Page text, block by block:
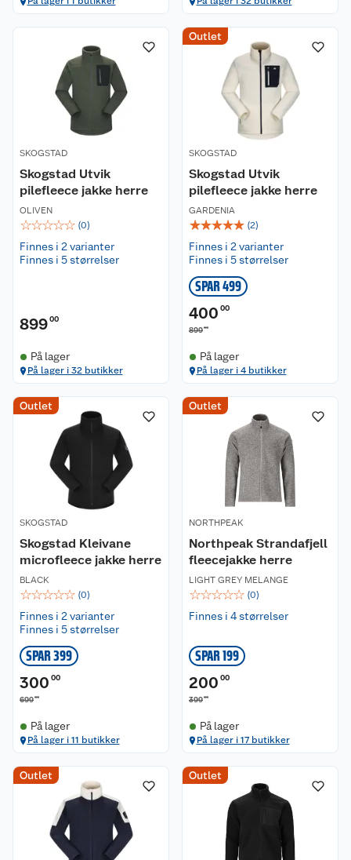
SKOGSTAD
Skogstad Utvik
pilefleece jakke herre
OLIVEN
☆☆☆☆☆ (0)
Finnes i 2 varianter
Finnes i 5 størrelser
89900
På lager
På lager i 32 butikker
Outlet
SKOGSTAD
Skogstad Utvik
pilefleece jakke herre
GARDENIA
☆☆☆☆☆ (2)
Finnes i 2 varianter
Finnes i 5 størrelser
SPAR 499
400 00
89900
På lager
På lager i 4 butikker
Outlet
SKOGSTAD
Skogstad Kleivane
microfleece jakke herre
BLACK
☆☆☆☆☆ (0)
Finnes i 2 varianter
Finnes i 5 størrelser
SPAR 399
300 00
69900
På lager
På lager i 11 butikker
Outlet
NORTHPEAK
Northpeak Strandafjell
fleecejakke herre
LIGHT GREY MELANGE
☆☆☆☆☆ (0)
Finnes i 4 størrelser
SPAR 199
200 00
39900
På lager
På lager i 17 butikker
Outlet Outlet